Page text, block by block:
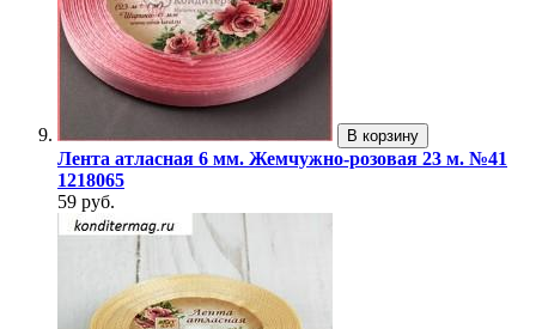
В корзину
Лента атласная 6 мм. Жемчужно-розовая 23 м. №41
1218065
59 руб.